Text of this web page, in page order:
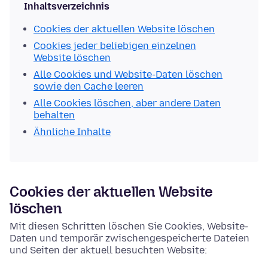
Inhaltsverzeichnis
Cookies der aktuellen Website löschen
Cookies jeder beliebigen einzelnen
Website löschen
Alle Cookies und Website-Daten löschen
sowie den Cache leeren
Alle Cookies löschen, aber andere Daten
behalten
Ähnliche Inhalte
Cookies der aktuellen Website
löschen
Mit diesen Schritten löschen Sie Cookies, Website-
Daten und temporär zwischengespeicherte Dateien
und Seiten der aktuell besuchten Website: